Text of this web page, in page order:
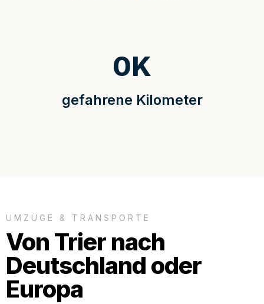
gefahrene Kilometer
0K
UMZÜGE & TRANSPORTE
Von Trier nach
Deutschland oder
Europa